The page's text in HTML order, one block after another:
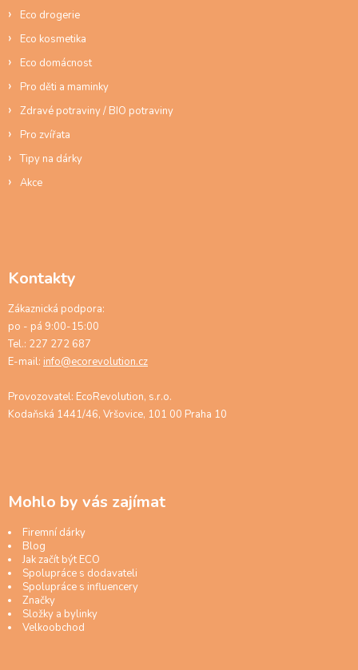
Eco drogerie
Eco kosmetika
Eco domácnost
Pro děti a maminky
Zdravé potraviny / BIO potraviny
Pro zvířata
Tipy na dárky
Akce
Kontakty
Zákaznická podpora:
po - pá 9:00-15:00
Tel.: 227 272 687
E-mail: info@ecorevolution.cz
Provozovatel: EcoRevolution, s.r.o.
Kodaňská 1441/46, Vršovice, 101 00 Praha 10
Mohlo by vás zajímat
Firemní dárky
Blog
Jak začít být ECO
Spolupráce s dodavateli
Spolupráce s influencery
Značky
Složky a bylinky
Velkoobchod